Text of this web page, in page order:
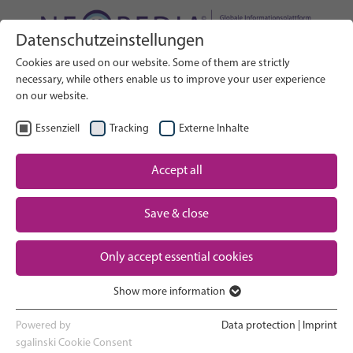
SUCHE
DE Sprache wählen
Neugeborenen-Versorgung:
Auf der Neugeborenen-
Intensivstation
Nach Hause gehen und Heranwachsen
Webseite durchsuchen
Startseite
Partner
Contact
Datenschutzeinstellungen
Cookies are used on our website. Some of them are strictly
necessary, while others enable us to improve your user experience
on our website.
Essenziell Tracking Externe Inhalte
Accept all
Save & close
Only accept essential cookies
Essenzielle Cookies werden für grundlegende Funktionen der
Webseite benötigt. Dadurch ist gewährleistet, dass die Webseite
Show more information
Powered by
sgalinski Cookie Consent
Data protection Imprint